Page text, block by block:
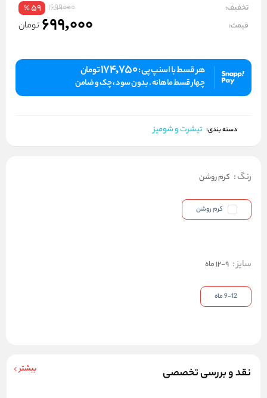
تخفیف: 1699000
59
%
قیمت: 699,000 تومان
هر قسط با اسنپ پی :174,750تومان
چهار قسط ماهانه . بدون سود ، چک و ضامن
دسته بندی: تیشرت و شومیز
نقد و بررسی تخصصی بیشتر
رنگ: کرم روشن
کرم روشن
سایز: 9-12 ماه
9-12 ماه